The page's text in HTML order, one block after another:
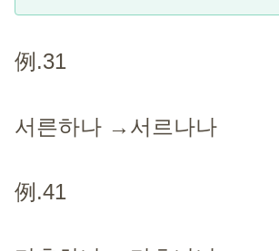
例.31
서른하나 →서르나나
例.41